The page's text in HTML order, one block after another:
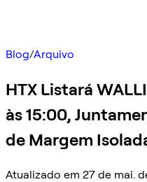
Blog/Arquivo
HTX Listará
às 15:00,
de Margem
Atualizado em 27 de mai.